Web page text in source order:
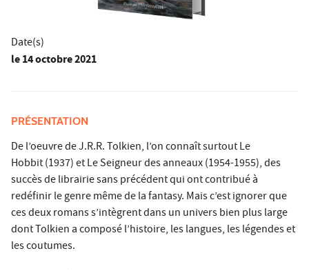
Date(s)
le14 octobre 2021
PRÉSENTATION
De l’oeuvre de J.R.R. Tolkien, l’on connaît surtout Le
Hobbit (1937) et Le Seigneur des anneaux (1954-1955), des
succès de librairie sans précédent qui ont contribué à
redéfinir le genre même de la fantasy. Mais c’est ignorer que
ces deux romans s’intègrent dans un univers bien plus large
dont Tolkien a composé l’histoire, les langues, les légendes et
les coutumes.